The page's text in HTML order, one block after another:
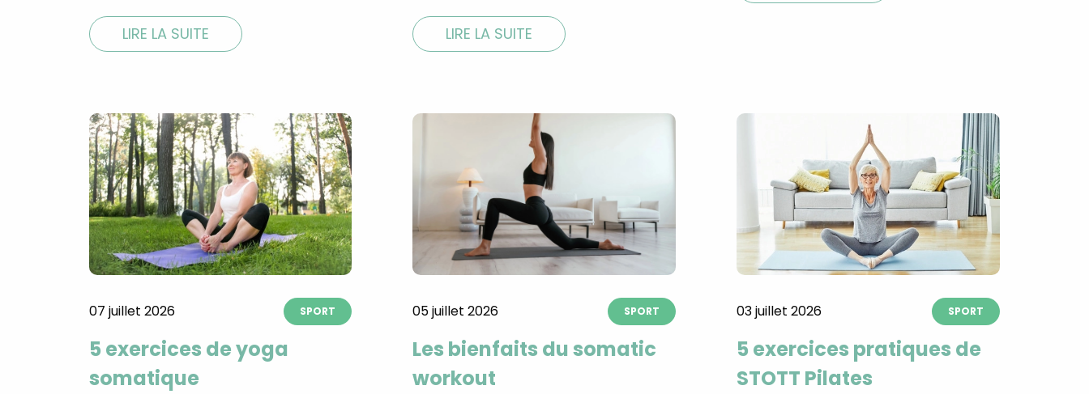
LIRE LA SUITE LIRE LA SUITE
07 juillet 2026 SPORT
5 exercices de yoga
somatique
05 juillet 2026 SPORT
Les bienfaits du somatic
workout
03 juillet 2026 SPORT
5 exercices pratiques de
STOTT Pilates
×
Recevez gratuitement 180
recettes inédites de CROQ
!